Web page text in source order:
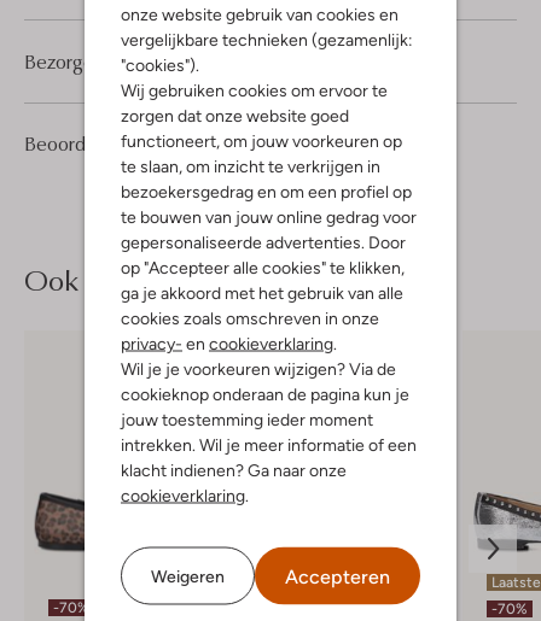
onze website gebruik van cookies en
vergelijkbare technieken (gezamenlijk:
"cookies").
Wij gebruiken cookies om ervoor te
zorgen dat onze website goed
functioneert, om jouw voorkeuren op
te slaan, om inzicht te verkrijgen in
bezoekersgedrag en om een profiel op
te bouwen van jouw online gedrag voor
gepersonaliseerde advertenties. Door
op "Accepteer alle cookies" te klikken,
ga je akkoord met het gebruik van alle
cookies zoals omschreven in onze
privacy- en cookieverklaring.
Wil je je voorkeuren wijzigen? Via de
cookieknop onderaan de pagina kun je
jouw toestemming ieder moment
intrekken. Wil je meer informatie of een
klacht indienen? Ga naar onze
cookieverklaring.
Weigeren Accepteren
Beoordelingen (2) 5/5
2
5
Sterren
Bezorgen & retourneren
Ook iets voor jou?
-70%
Laatste maten
-70%
-70%